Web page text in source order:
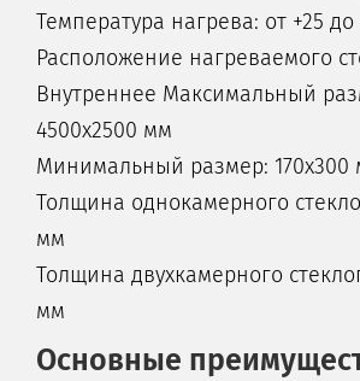
Температура нагрева: от +25 до
Расположение нагреваемого
Внутреннее Максимальный
4500х2500 мм
Минимальный размер: 170х300
Толщина однокамерного
мм
Толщина двухкамерного
мм
Основные